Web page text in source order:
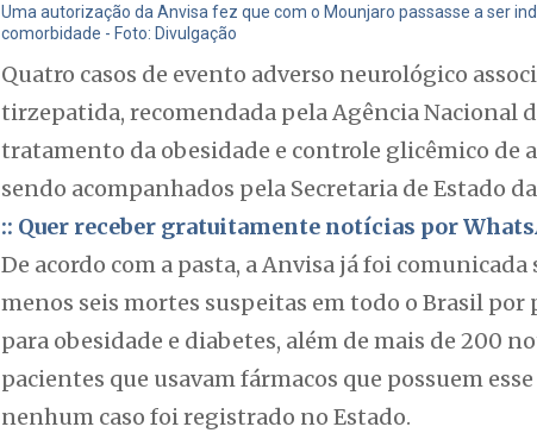
Uma autorização da Anvisa fez que com o Mounjaro passasse a ser
comorbidade - Foto: Divulgação
Quatro casos de evento adverso neurológico
tirzepatida, recomendada pela Agência Nacional
tratamento da obesidade e controle glicêmico de
sendo acompanhados pela Secretaria de Estado
:: Quer receber gratuitamente notícias por
De acordo com a pasta, a Anvisa já foi
menos seis mortes suspeitas em todo o Brasil por
para obesidade e diabetes, além de mais de 200
pacientes que usavam fármacos que possuem
nenhum caso foi registrado no Estado.